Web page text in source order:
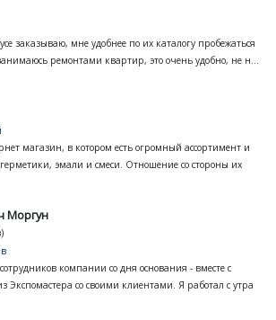
заказываю, мне удобнее по их каталогу пробежаться
ремонтами квартир, это очень удобно, не н...
магазин, в котором есть огромный ассортимент и
эмали и смеси. Отношение со стороны их
Моргун
компании со дня основания - вместе с
со своими клиентами. Я работал с утра